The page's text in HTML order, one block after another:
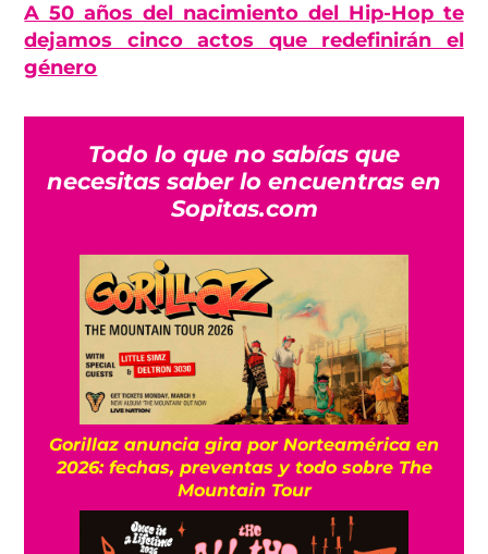
A 50 años del nacimiento del Hip-Hop te
dejamos cinco actos que redefinirán el
género
Todo lo que no sabías que
necesitas saber lo encuentras en
Sopitas.com
Gorillaz anuncia gira por Norteamérica en
2026: fechas, preventas y todo sobre The
Mountain Tour